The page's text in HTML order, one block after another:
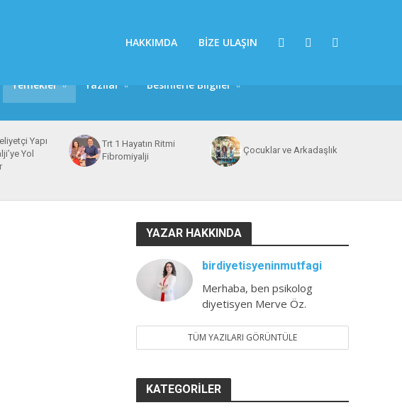
HAKKIMDA BIZE ULAŞIN
Yemekler Yazılar Besinlerle Bilgiler
Yapı
Yol
Trt 1 Hayatın Ritmi
Fibromiyalji
Çocuklar ve Arkadaşlık
YAZAR HAKKINDA
birdiyetisyeninmutfagi
Merhaba, ben psikolog
diyetisyen Merve Öz.
TÜM YAZILARI GÖRÜNTÜLE
KATEGORILER